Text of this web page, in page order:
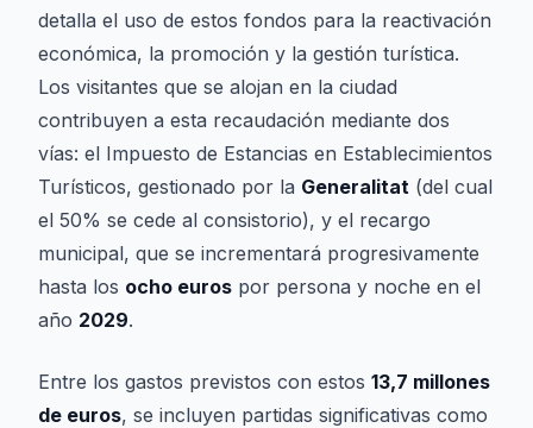
detalla el uso de estos fondos para la reactivación
económica, la promoción y la gestión turística.
Los visitantes que se alojan en la ciudad
contribuyen a esta recaudación mediante dos
vías: el Impuesto de Estancias en Establecimientos
Turísticos, gestionado por la Generalitat (del cual
el 50% se cede al consistorio), y el recargo
municipal, que se incrementará progresivamente
hasta los ocho euros por persona y noche en el
año 2029.
Entre los gastos previstos con estos 13,7 millones
de euros, se incluyen partidas significativas como